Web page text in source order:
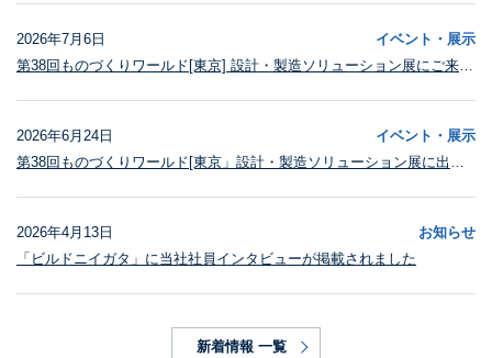
2026年7月6日
イベント・展示
2026年6月24日
イベント・展示
2026年4月13日
お知らせ
「ビルドニイガタ」に当社社員インタビューが掲載されました
新着情報 一覧